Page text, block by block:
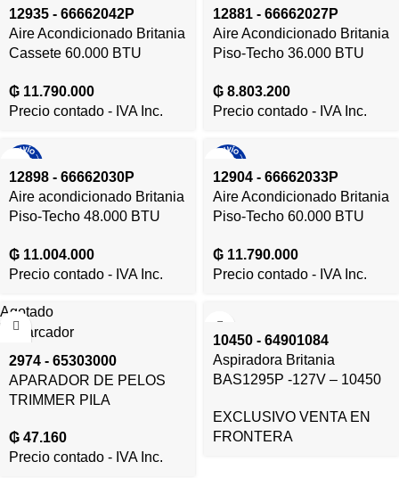
12935 - 66662042P
Aire Acondicionado Britania
Cassete 60.000 BTU
380V/50HZ – 12935
₲ 11.790.000
Precio contado - IVA Inc.
12881 - 66662027P
Aire Acondicionado Britania
Piso-Techo 36.000 BTU
380V/50HZ – 12881
₲ 8.803.200
Precio contado - IVA Inc.
12898 - 66662030P
Aire acondicionado Britania
Piso-Techo 48.000 BTU
380V/50HZ – 12898
₲ 11.004.000
Precio contado - IVA Inc.
12904 - 66662033P
Aire Acondicionado Britania
Piso-Techo 60.000 BTU
380V/50HZ – 12904
₲ 11.790.000
Precio contado - IVA Inc.
Agotado
2974 - 65303000
APARADOR DE PELOS
TRIMMER PILA
₲ 47.160
Precio contado - IVA Inc.
10450 - 64901084
Aspiradora Britania
BAS1295P -127V – 10450
EXCLUSIVO VENTA EN
FRONTERA